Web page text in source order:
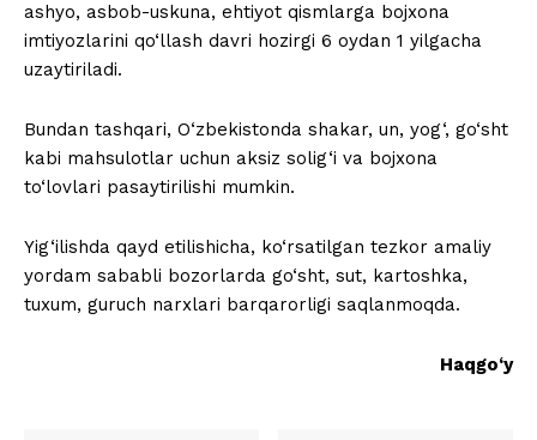
ashyo, asbob-uskuna, ehtiyot qismlarga bojxona
imtiyozlarini qo‘llash davri hozirgi 6 oydan 1 yilgacha
uzaytiriladi.
Bundan tashqari, O‘zbekistonda shakar, un, yog‘, go‘sht
kabi mahsulotlar uchun aksiz solig‘i va bojxona
to‘lovlari pasaytirilishi mumkin.
Yig‘ilishda qayd etilishicha, ko‘rsatilgan tezkor amaliy
yordam sababli bozorlarda go‘sht, sut, kartoshka,
tuxum, guruch narxlari barqarorligi saqlanmoqda.
Haqgo‘y